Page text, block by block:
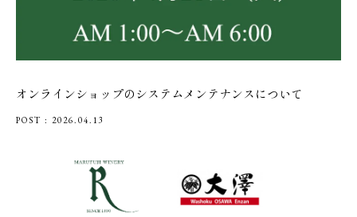
オンラインショップのシステムメンテナンスについて
POST : 2026.04.13